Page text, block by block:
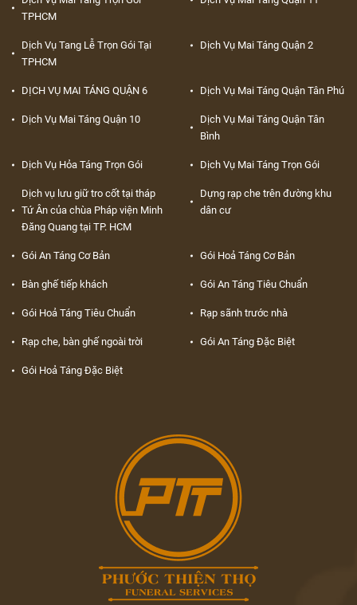
TPHCM
Dịch Vụ Tang Lễ Trọn Gói Tại
TPHCM
Dịch Vụ Mai Táng Quận 2
DỊCH VỤ MAI TÁNG QUẬN 6 Dịch Vụ Mai Táng Quận Tân Phú
Dịch Vụ Mai Táng Quận 10
Dịch Vụ Mai Táng Quận Tân
Bình
Dịch Vụ Hỏa Táng Trọn Gói Dịch Vụ Mai Táng Trọn Gói
Dịch vụ lưu giữ tro cốt tại tháp
Tứ Ân của chùa Pháp viện Minh
Đăng Quang tại TP. HCM
Dựng rạp che trên đường khu
dân cư
Gói An Táng Cơ Bản Gói Hoả Táng Cơ Bản
Bàn ghế tiếp khách Gói An Táng Tiêu Chuẩn
Gói Hoả Táng Tiêu Chuẩn Rạp sãnh trước nhà
Rạp che, bàn ghế ngoài trời Gói An Táng Đặc Biệt
Gói Hoả Táng Đặc Biệt